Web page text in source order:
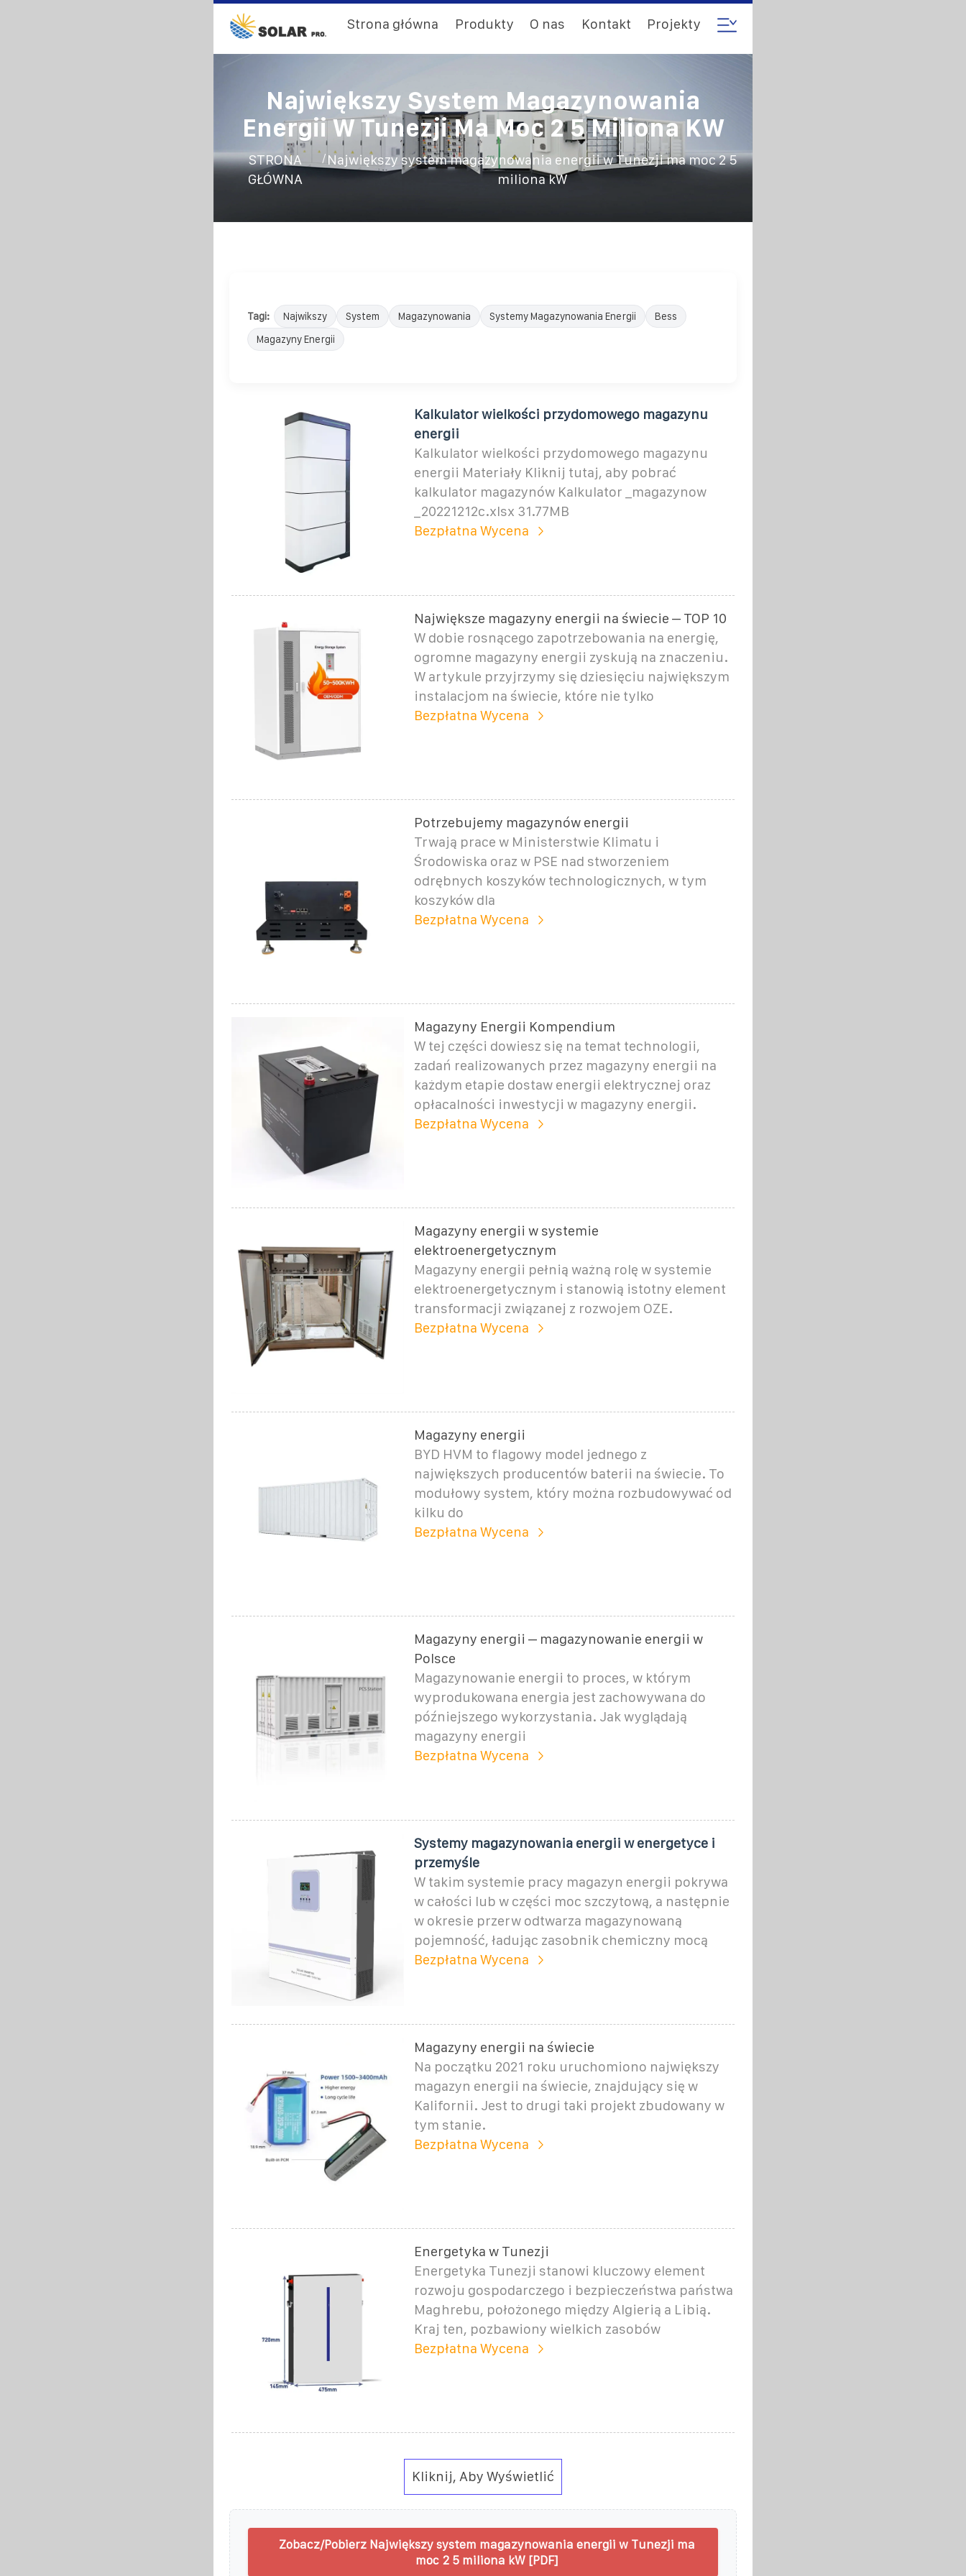
Strona główna Produkty O nas Kontakt Projekty
Największy System Magazynowania
Energii W Tunezji Ma Moc 2 5 Miliona KW
STRONA
GŁÓWNA
/ Największy system magazynowania energii w Tunezji ma moc 2 5
miliona kW
Tagi: Najwikszy System Magazynowania Systemy Magazynowania Energii
Bess
Magazyny Energii
Kalkulator wielkości przydomowego magazynu
energii
Kalkulator wielkości przydomowego magazynu
energii Materiały Kliknij tutaj, aby pobrać
kalkulator magazynów Kalkulator _magazynow
_20221212c.xlsx 31.77MB
Bezpłatna Wycena
Największe magazyny energii na świecie – TOP 10
W dobie rosnącego zapotrzebowania na energię,
ogromne magazyny energii zyskują na znaczeniu.
W artykule przyjrzymy się dziesięciu największym
instalacjom na świecie, które nie tylko
Bezpłatna Wycena
Potrzebujemy magazynów energii
Trwają prace w Ministerstwie Klimatu i
Środowiska oraz w PSE nad stworzeniem
odrębnych koszyków technologicznych, w tym
koszyków dla
Bezpłatna Wycena
Magazyny Energii Kompendium
W tej części dowiesz się na temat technologii,
zadań realizowanych przez magazyny energii na
każdym etapie dostaw energii elektrycznej oraz
opłacalności inwestycji w magazyny energii.
Bezpłatna Wycena
Magazyny energii w systemie
elektroenergetycznym
Magazyny energii pełnią ważną rolę w systemie
elektroenergetycznym i stanowią istotny element
transformacji związanej z rozwojem OZE.
Bezpłatna Wycena
Magazyny energii
BYD HVM to flagowy model jednego z
największych producentów baterii na świecie. To
modułowy system, który można rozbudowywać od
kilku do
Bezpłatna Wycena
Magazyny energii – magazynowanie energii w
Polsce
Magazynowanie energii to proces, w którym
wyprodukowana energia jest zachowywana do
późniejszego wykorzystania. Jak wyglądają
magazyny energii
Bezpłatna Wycena
Systemy magazynowania energii w energetyce i
przemyśle
W takim systemie pracy magazyn energii pokrywa
w całości lub w części moc szczytową, a następnie
w okresie przerw odtwarza magazynowaną
pojemność, ładując zasobnik chemiczny mocą
Bezpłatna Wycena
Magazyny energii na świecie
Na początku 2021 roku uruchomiono największy
magazyn energii na świecie, znajdujący się w
Kalifornii. Jest to drugi taki projekt zbudowany w
tym stanie.
Bezpłatna Wycena
Energetyka w Tunezji
Energetyka Tunezji stanowi kluczowy element
rozwoju gospodarczego i bezpieczeństwa państwa
Maghrebu, położonego między Algierią a Libią.
Kraj ten, pozbawiony wielkich zasobów
Bezpłatna Wycena
Kliknij, Aby Wyświetlić
Zobacz/Pobierz Największy system magazynowania energii w Tunezji ma
moc 2 5 miliona kW [PDF]